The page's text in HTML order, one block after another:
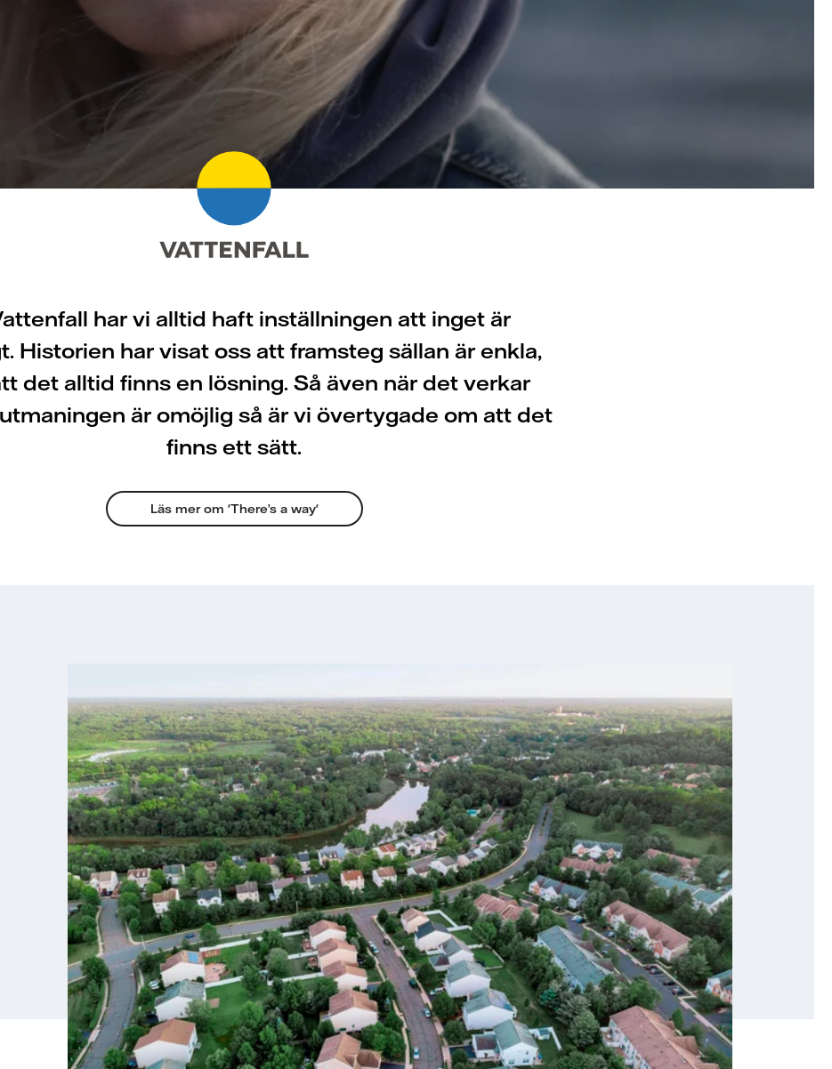
har vi alltid haft inställningen att inget är
Historien har visat oss att framsteg sällan är enkla,
det alltid finns en lösning. Så även när det verkar
är omöjlig så är vi övertygade om att det
finns ett sätt.
Läs mer om 'There’s a way'